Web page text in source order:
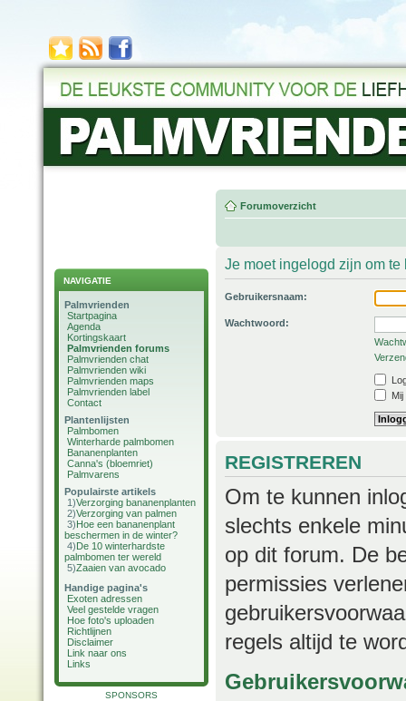
NAVIGATIE
Palmvrienden
Startpagina
Agenda
Kortingskaart
Palmvrienden forums
Palmvrienden chat
Palmvrienden wiki
Palmvrienden maps
Palmvrienden label
Contact
Plantenlijsten
Palmbomen
Winterharde palmbomen
Bananenplanten
Canna's (bloemriet)
Palmvarens
Populairste artikels
1)Verzorging bananenplanten
2)Verzorging van palmen
3)Hoe een bananenplant
beschermen in de winter?
4)De 10 winterhardste
palmbomen ter wereld
5)Zaaien van avocado
Handige pagina's
Exoten adressen
Veel gestelde vragen
Hoe foto's uploaden
Richtlijnen
Disclaimer
Link naar ons
Links
SPONSORS
Forumoverzicht
Je moet ingelogd zijn om
Gebruikersnaam:
Wachtwoord:
REGISTREREN
Om te kunnen
slechts enkele
op dit forum. De
permissies
regels altijd te